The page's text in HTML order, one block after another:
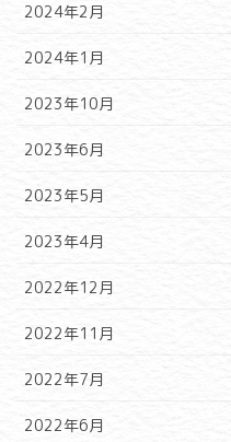
2024年2月
2024年1月
2023年10月
2023年6月
2023年5月
2023年4月
2022年12月
2022年11月
2022年7月
2022年6月